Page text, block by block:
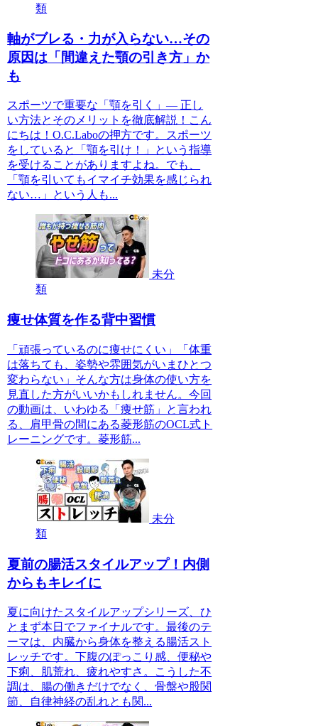
類
軸がブレる・力が入らない…その
原因は「間違えた顎の引き方」か
も
スポーツで重要な「顎を引く」— 正し
い方法とそのメリットを徹底解説！こん
にちは！O.C.Laboの押方です。スポーツ
をしていると「顎を引け！」という指導
を受けることがありますよね。でも、
「顎を引いてもイマイチ効果を感じられ
ない…」という人も...
未分
類
痩せ体質を作る背中習慣
「頑張っているのに痩せにくい」「体重
は落ちても、姿勢や雰囲気がいまひとつ
変わらない」そんな方は身体の使い方を
見直した方がいいかもしれません。今回
の動画は、いわゆる「痩せ筋」と言われ
る、肩甲骨の間にある菱形筋のOCL式ト
レーニングです。菱形筋...
未分
類
夏前の腸活スタイルアップ！内側
からもキレイに
夏に向けたスタイルアップシリーズ、ひ
とまず本日でファイナルです。最後のテ
ーマは、内臓から身体を整える腸活スト
レッチです。下腹のぽっこり感、便秘や
下痢、肌荒れ、疲れやすさ。こうした不
調は、腸の働きだけでなく、骨盤や股関
節、自律神経の乱れとも関...